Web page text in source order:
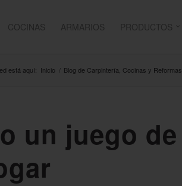
COCINAS ARMARIOS PRODUCTOS
está aquí: Inicio / Blog de Carpintería, Cocinas y Reformas
un juego de